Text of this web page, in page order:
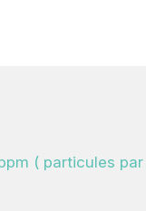
( particules par